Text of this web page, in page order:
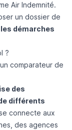
Air Indemnité.
un dossier de
démarches
?
comparateur de
des
différents
connecte aux
des agences